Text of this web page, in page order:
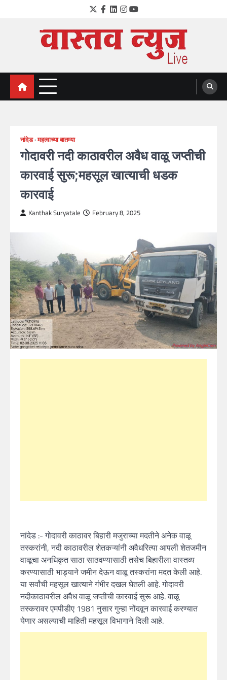
Twitter
Facebook
LinkedIn
Instagram
YouTube
VastavNEWSLive.com
a leading NEWS portal of Maharahstra
नांदेड महत्वाच्या बातम्या
गोदावरी नदी काठावरील अवैध वाळू जप्तीची
कारवाई सुरू;महसूल खात्याची धडक
कारवाई
Kanthak Suryatale February 8, 2025
नांदेड :- गोदावरी काठावर बिहारी मजुराच्या मदतीने अनेक वाळू
तस्करांनी, नदी काठावरील शेतकऱ्यांनी अवैधरित्या आपली शेतजमीन
वाळूचा अनधिकृत साठा साठवण्यासाठी तसेच बिहारीला वास्तव्य
करण्यासाठी भाड्याने जमीन देऊन वाळू तस्करांना मदत केली आहे.
या सर्वांची महसूल खात्याने गंभीर दखल घेतली आहे. गोदावरी
नदीकाठावरील अवैध वाळू जप्तीची कारवाई सुरू आहे. वाळू
तस्करावर एमपीडीए 1981 नुसार गुन्हा नोंदवून कारवाई करण्यात
येणार असल्याची माहिती महसूल विभागाने दिली आहे.